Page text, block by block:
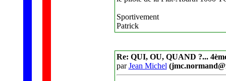
Sportivement
Patrick
Re: QUI, OU, QUAND ?...
parJean Michel